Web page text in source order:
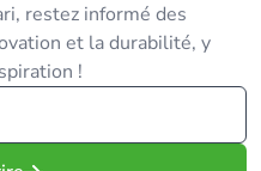
restez informé des
et la durabilité, y
!